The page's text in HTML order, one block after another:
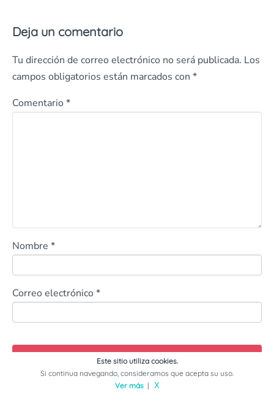
Deja un comentario
Tu dirección de correo electrónico no será publicada. Los
campos obligatorios están marcados con *
Comentario *
Nombre *
Correo electrónico *
Este sitio utiliza cookies.
Si continua navegando, consideramos que acepta su uso.
Ver más| X